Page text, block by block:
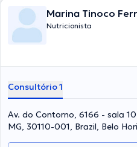
Marina Tinoco
Nutricionista
Consultório 1
Av. do Contorno, 6166 - sala
MG, 30110-001, Brazil, Belo